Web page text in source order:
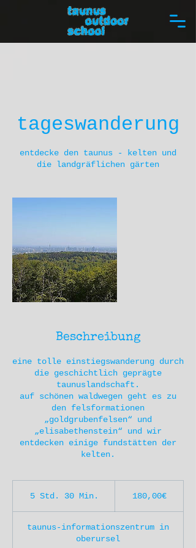
tageswanderung
entdecke den taunus - kelten und
die landgräflichen gärten
Beschreibung
eine tolle einstiegswanderung durch
die geschichtlich geprägte
taunuslandschaft.
auf schönen waldwegen geht es zu
den felsformationen
„goldgrubenfelsen“ und
„elisabethenstein“ und wir
entdecken einige fundstätten der
5 Std. 30 Min.
d
.
180,00€
taunus-informationszentrum in
oberursel